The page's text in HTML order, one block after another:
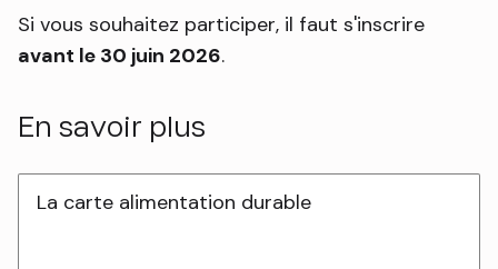
Si vous souhaitez participer, il faut s'inscrire
avant le 30 juin 2026.
En savoir plus
La carte alimentation durable